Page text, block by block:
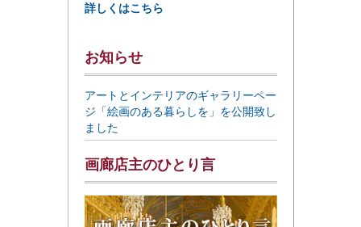
詳しくはこちら
お知らせ
アートとインテリアのギャラリーペー
ジ「絵画のある暮らしを」を公開致し
ました
画廊店主のひとり言